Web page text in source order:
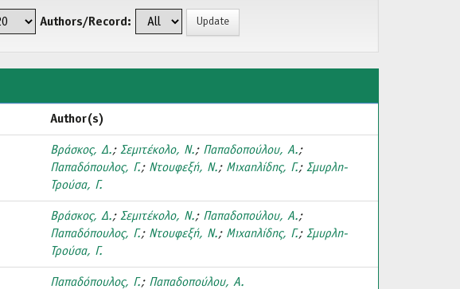
Authors/Record:
Author(s)
Βράσκος, Δ.; Σεμιτέκολο, Ν.; Παπαδοπούλου, Α.;
Παπαδόπουλος, Γ.; Ντουφεξή, Ν.; Μιχαηλίδης, Γ.; Σμυρλη-
Τρούσα, Γ.
Βράσκος, Δ.; Σεμιτέκολο, Ν.; Παπαδοπούλου, Α.;
Παπαδόπουλος, Γ.; Ντουφεξή, Ν.; Μιχαηλίδης, Γ.; Σμυρλη-
Τρούσα, Γ.
Παπαδόπουλος, Γ.; Παπαδοπούλου, Α.